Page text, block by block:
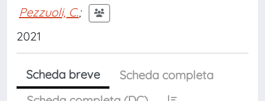
Pezzuoli, C.;
2021
Scheda breve
Scheda completa